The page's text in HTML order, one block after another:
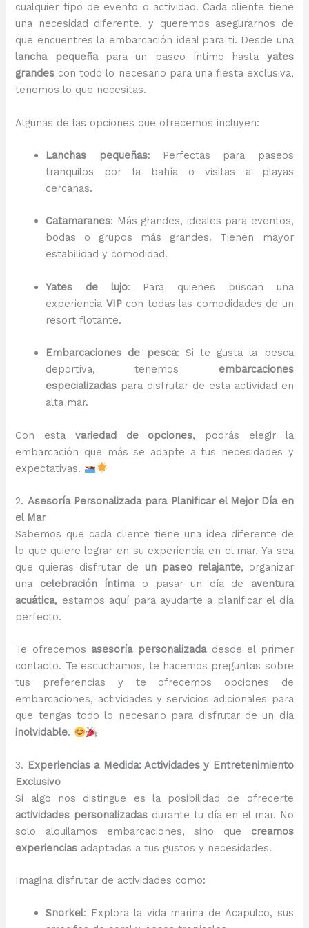
cualquier tipo de evento o actividad. Cada cliente tiene
una necesidad diferente, y queremos asegurarnos de
que encuentres la embarcación ideal para ti. Desde una
lancha pequeñapara un paseo íntimo hasta yates
grandes con todo lo necesario para una fiesta exclusiva,
tenemos lo que necesitas.
Algunas de las opciones que ofrecemos incluyen:
Lanchas pequeñas: Perfectas para paseos
tranquilos por la bahía o visitas a playas
cercanas.
Catamaranes: Más grandes, ideales para eventos,
bodas o grupos más grandes. Tienen mayor
estabilidad y comodidad.
Yates de lujo: Para quienes buscan una
experiencia VIPcon todas las comodidades de un
resort flotante.
Embarcaciones de pesca: Si te gusta la pesca
deportiva, tenemos embarcaciones
especializadas para disfrutar de esta actividad en
alta mar.
Con esta variedad de opciones, podrás elegir la
embarcación que más se adapte a tus necesidades y
expectativas.
2. Asesoría Personalizada para Planificar el Mejor Día en
el Mar
Sabemos que cada cliente tiene una idea diferente de
lo que quiere lograr en su experiencia en el mar. Ya sea
que quieras disfrutar de un paseo relajante, organizar
una celebración íntimao pasar un día de aventura
acuática, estamos aquí para ayudarte a planificar el día
perfecto.
Te ofrecemos asesoría personalizadadesde el primer
contacto. Te escuchamos, te hacemos preguntas sobre
tus preferencias y te ofrecemos opciones de
embarcaciones, actividades y servicios adicionales para
que tengas todo lo necesario para disfrutar de un día
inolvidable.
3. Experiencias a Medida: Actividades y Entretenimiento
Exclusivo
Si algo nos distingue es la posibilidad de ofrecerte
actividades personalizadas durante tu día en el mar. No
solo alquilamos embarcaciones, sino que creamos
experiencias adaptadas a tus gustos y necesidades.
Imagina disfrutar de actividades como:
Snorkel: Explora la vida marina de Acapulco, sus